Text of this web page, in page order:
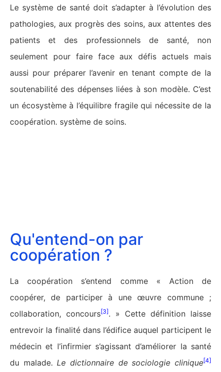
Le système de santé doit s’adapter à l’évolution des
pathologies, aux progrès des soins, aux attentes des
patients et des professionnels de santé, non
seulement pour faire face aux défis actuels mais
aussi pour préparer l’avenir en tenant compte de la
soutenabilité des dépenses liées à son modèle. C’est
un écosystème à l’équilibre fragile qui nécessite de la
coopération. système de soins.
Qu'entend-on par
coopération ?
La coopération s’entend comme « Action de
coopérer, de participer à une œuvre commune ;
collaboration, concours[3]. » Cette définition laisse
entrevoir la finalité dans l’édifice auquel participent le
médecin et l’infirmier s’agissant d’améliorer la santé
du malade. Le dictionnaire de sociologie clinique[4]